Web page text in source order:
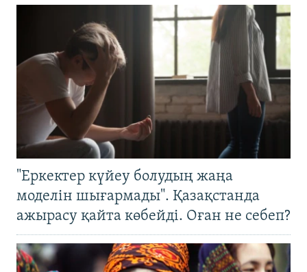
"Еркектер күйеу болудың жаңа
моделін шығармады". Қазақстанда
ажырасу қайта көбейді. Оған не себеп?